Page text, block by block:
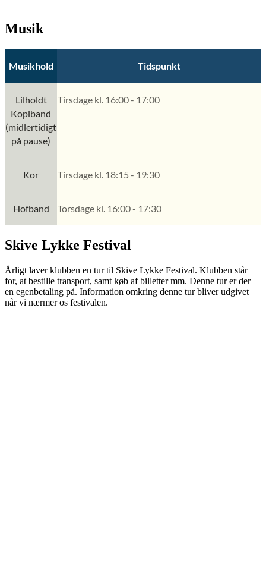
Musik
Musikhold Tidspunkt
Lilholdt
Kopiband
(midlertidigt
på pause)
Tirsdage kl. 16:00 - 17:00
Kor Tirsdage kl. 18:15 - 19:30
Hofband Torsdage kl. 16:00 - 17:30
Skive Lykke Festival
Årligt laver klubben en tur til Skive Lykke Festival. Klubben står
for, at bestille transport, samt køb af billetter mm. Denne tur er der
en egenbetaling på. Information omkring denne tur bliver udgivet
når vi nærmer os festivalen.